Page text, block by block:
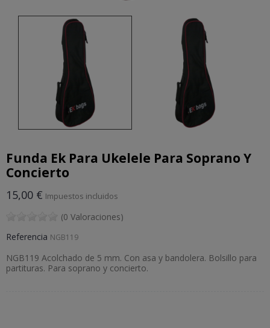
Funda Ek Para Ukelele Para Soprano Y
Concierto
15,00 € Impuestos incluidos
(0 Valoraciones)
Referencia NGB119
NGB119 Acolchado de 5 mm. Con asa y bandolera. Bolsillo para
partituras. Para soprano y concierto.